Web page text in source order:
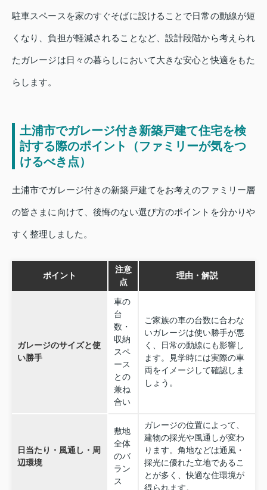
駐車スペースを家のすぐそばに設けることで日常の動線が短
くなり、負担が軽減されることなど、設計段階から考えられ
たガレージは日々の暮らしにおいて大きな安心と快適をもた
らします。
土浦市でガレージ付き新築戸建て住宅を検
討する際のポイント（ファミリーが気をつ
けるべき点）
土浦市でガレージ付きの新築戸建てをお考えのファミリー層
の皆さまに向けて、後悔のない選び方のポイントを分かりや
すく整理しました。
ポイント
注意
点
理由・解説
ガレージのサイズと使
い勝手
車の
台
数・
収納
スペ
ース
との
兼ね
合い
ご家族の車の台数に合わな
いガレージは使い勝手が悪
く、日常の動線にも影響し
ます。見学時には実際の車
両をイメージして確認しま
しょう。
日当たり・風通し・周
辺環境
敷地
全体
のバ
ラン
ス
ガレージの位置によって、
建物の採光や風通しが変わ
ります。角地などは通風・
採光に優れた立地であるこ
とが多く、快適な住環境が
得られます。